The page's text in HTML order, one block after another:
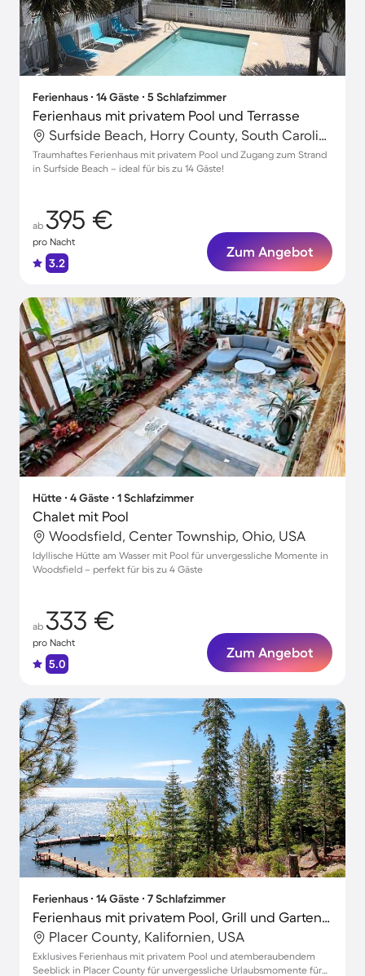
Ferienhaus ∙ 14 Gäste ∙ 5 Schlafzimmer
Ferienhaus mit privatem Pool und Terrasse
Surfside Beach, Horry County, South Carolina, USA
Traumhaftes Ferienhaus mit privatem Pool und Zugang zum Strand
in Surfside Beach – ideal für bis zu 14 Gäste!
ab 395 €
pro Nacht
3.2
Zum Angebot
Hütte ∙ 4 Gäste ∙ 1 Schlafzimmer
Chalet mit Pool
Woodsfield, Center Township, Ohio, USA
Idyllische Hütte am Wasser mit Pool für unvergessliche Momente in
Woodsfield – perfekt für bis zu 4 Gäste
ab 333 €
pro Nacht
5.0
Zum Angebot
Ferienhaus ∙ 14 Gäste ∙ 7 Schlafzimmer
Ferienhaus mit privatem Pool, Grill und Garten | Bergblick
Placer County, Kalifornien, USA
Exklusives Ferienhaus mit privatem Pool und atemberaubendem
Seeblick in Placer County für unvergessliche Urlaubsmomente für